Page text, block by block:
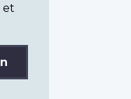
et